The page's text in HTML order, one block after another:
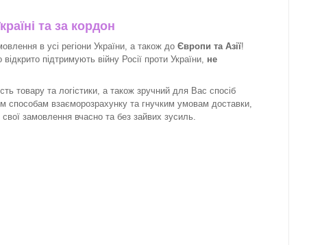
та за кордон
в усі регіони України, а також до Європи та Азії!
відкрито підтримують війну Росії проти України, не
товару та логістики, а також зручний для Вас спосіб
способам взаєморозрахунку та гнучким умовам доставки,
замовлення вчасно та без зайвих зусиль.